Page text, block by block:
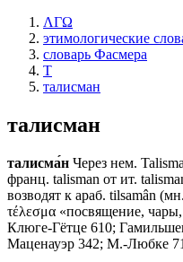
ΛΓΩ
этимологические
словарь Фасмера
Т
талисман
талисман
талисма́н Через нем.
франц. talisman от ит.
возводят к араб. tilsamân
τέλεσμα «посвящение,
Клюге-Гётце 610;
Маценауэр 342; М.-Любке